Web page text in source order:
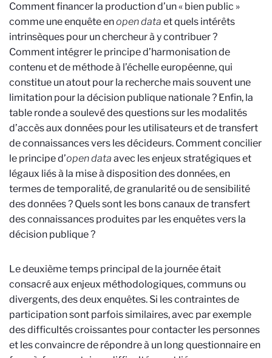
Comment financer la production d’un « bien public »
comme une enquête enopen data et quels intérêts
intrinsèques pour un chercheur à y contribuer ?
Comment intégrer le principe d’harmonisation de
contenu et de méthode à l’échelle européenne, qui
constitue un atout pour la recherche mais souvent une
limitation pour la décision publique nationale ? Enfin, la
table ronde a soulevé des questions sur les modalités
d’accès aux données pour les utilisateurs et de transfert
de connaissances vers les décideurs. Comment concilier
le principe d’open data avec les enjeux stratégiques et
légaux liés à la mise à disposition des données, en
termes de temporalité, de granularité ou de sensibilité
des données ? Quels sont les bons canaux de transfert
des connaissances produites par les enquêtes vers la
décision publique ?
Le deuxième temps principal de la journée était
consacré aux enjeux méthodologiques, communs ou
divergents, des deux enquêtes. Si les contraintes de
participation sont parfois similaires, avec par exemple
des difficultés croissantes pour contacter les personnes
et les convaincre de répondre à un long questionnaire en